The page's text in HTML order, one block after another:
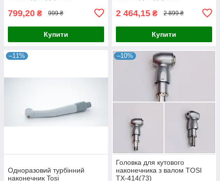
799,20 ₴ 999 ₴
Купити
2 464,15 ₴ 2 899 ₴
Купити
–11%
Одноразовий турбінний
наконечник Tosi
–10%
Головка для кутового
наконечника з валом TOSI
TX-414(73)